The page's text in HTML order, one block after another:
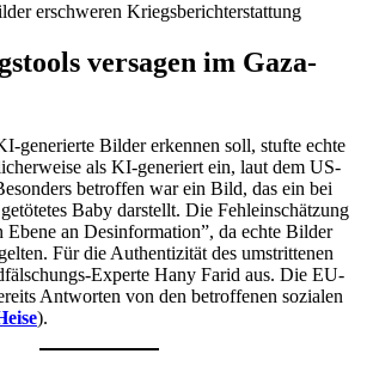
erschweren Kriegsberichterstattung
versagen im Gaza-
generierte Bilder erkennen soll, stufte echte
als KI-generiert ein, laut dem US-
betroffen war ein Bild, das ein bei
Baby darstellt. Die Fehleinschätzung
Ebene an Desinformation”, da echte Bilder
Für die Authentizität des umstrittenen
Experte Hany Farid aus. Die EU-
Antworten von den betroffenen sozialen
).